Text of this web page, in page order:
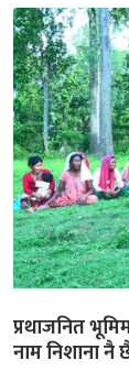
प्रथाजनित
नाम निशाना नै